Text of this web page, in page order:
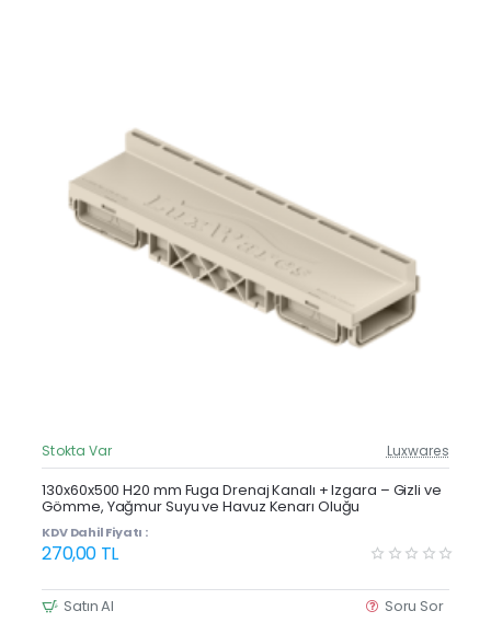
Güncel Fiyat
Yeni Ürün
Stokta Var Luxwares
130x60x500 H20 mm Fuga Drenaj Kanalı + Izgara – Gizli ve
Gömme, Yağmur Suyu ve Havuz Kenarı Oluğu
KDV Dahil Fiyatı :
270,00 TL
Satın Al Soru Sor